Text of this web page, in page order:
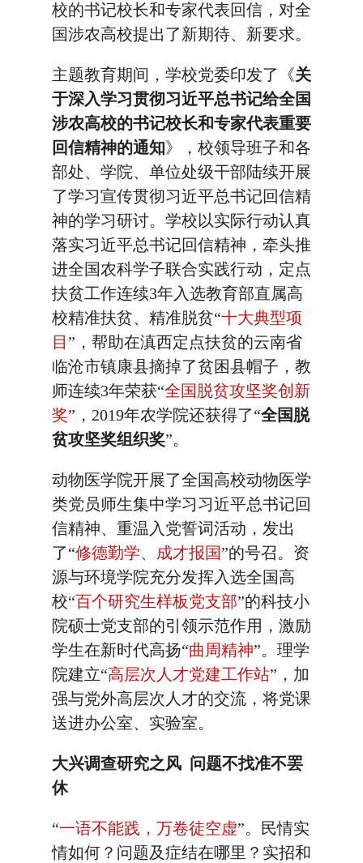
校的书记校长和专家代表回信，对全
国涉农高校提出了新期待、新要求。
主题教育期间，学校党委印发了《关
于深入学习贯彻习近平总书记给全国
涉农高校的书记校长和专家代表重要
回信精神的通知》，校领导班子和各
部处、学院、单位处级干部陆续开展
了学习宣传贯彻习近平总书记回信精
神的学习研讨。学校以实际行动认真
落实习近平总书记回信精神，牵头推
进全国农科学子联合实践行动，定点
扶贫工作连续3年入选教育部直属高
校精准扶贫、精准脱贫“十大典型项
目 ”，帮助在滇西定点扶贫的云南省
临沧市镇康县摘掉了贫困县帽子，教
师连续3年荣获“全国脱贫攻坚奖创新
奖”，2019年农学院还获得了“全国脱
贫攻坚奖组织奖”。
动物医学院开展了全国高校动物医学
类党员师生集中学习习近平总书记回
信精神、重温入党誓词活动，发出
了“修德勤学、成才报国”的号召。资
源与环境学院充分发挥入选全国高
校“百个研究生样板党支部”的科技小
院硕士党支部的引领示范作用，激励
学生在新时代高扬“曲周精神”。理学
院建立“高层次人才党建工作站”，加
强与党外高层次人才的交流，将党课
送进办公室、实验室。
大兴调查研究之风 问题不找准不罢
休
“一语不能践，万卷徒空虚”。民情实
情如何？问题及症结在哪里？实招和